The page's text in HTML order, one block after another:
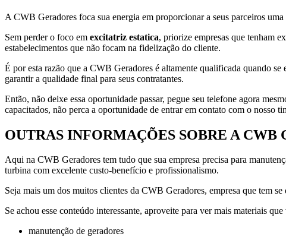
A CWB Geradores foca sua energia em proporcionar a seus parceiros
Sem perder o foco em excitatriz estatica, priorize empresas que tenham
estabelecimentos que não focam na fidelização do cliente.
É por esta razão que a CWB Geradores é altamente qualificada quando
garantir a qualidade final para seus contratantes.
Então, não deixe essa oportunidade passar, pegue seu telefone agora
capacitados, não perca a oportunidade de entrar em contato com o nosso
OUTRAS INFORMAÇÕES SOBRE A CWB
Aqui na CWB Geradores tem tudo que sua empresa precisa para
turbina com excelente custo-benefício e profissionalismo.
Seja mais um dos muitos clientes da CWB Geradores, empresa que tem
Se achou esse conteúdo interessante, aproveite para ver mais materiais
manutenção de geradores